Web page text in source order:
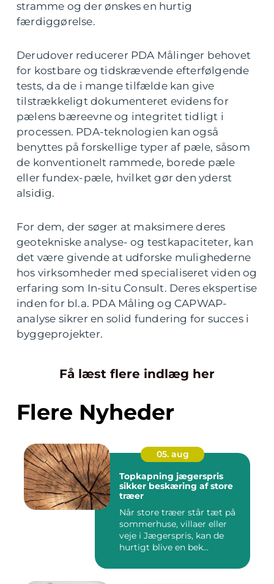
stramme og der ønskes en hurtig
færdiggørelse.
Derudover reducerer PDA Målinger behovet
for kostbare og tidskrævende efterfølgende
tests, da de i mange tilfælde kan give
tilstrækkeligt dokumenteret evidens for
pælens bæreevne og integritet tidligt i
processen. PDA-teknologien kan også
benyttes på forskellige typer af pæle, såsom
de konventionelt rammede, borede pæle
eller fundex-pæle, hvilket gør den yderst
alsidig.
For dem, der søger at maksimere deres
geotekniske analyse- og testkapaciteter, kan
det være givende at udforske mulighederne
hos virksomheder med specialiseret viden og
erfaring som In-situ Consult. Deres ekspertise
inden for bl.a. PDA Måling og CAPWAP-
analyse sikrer en solid fundering for succes i
byggeprojekter.
Få læst flere indlæg her
Flere Nyheder
05. aug
Topkapning jægerspris
sikker beskæring af store
træer
Når store træer står tæt på
sommerhuse, villaer eller
veje i Jægerspris, kan de
hurtigt blive en bek...